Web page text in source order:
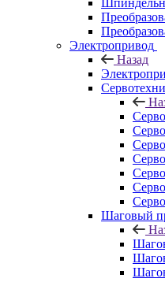
Электропривод
Назад
Шаговый